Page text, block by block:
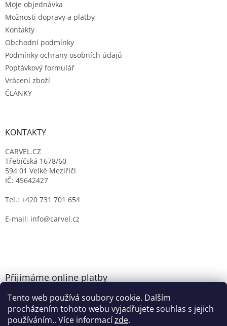
Tento web používá soubory cookie. Dalším
procházením tohoto webu vyjadřujete souhlas s jejich
používáním.. Více informacízde.
Moje objednávka
Možnosti dopravy a platby
Kontakty
Obchodní podmínky
Podmínky ochrany osobních údajů
Poptávkový formulář
Vrácení zboží
ČLÁNKY
KONTAKTY
CARVEL.CZ
Třebíčská 1678/60
594 01 Velké Meziříčí
IČ: 45642427
Tel.: +420 731 701 654
E-mail: info@carvel.cz
Přijímáme online platby